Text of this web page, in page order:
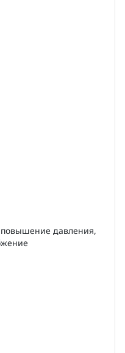
нефтеперегонные
дождевальные
давления,